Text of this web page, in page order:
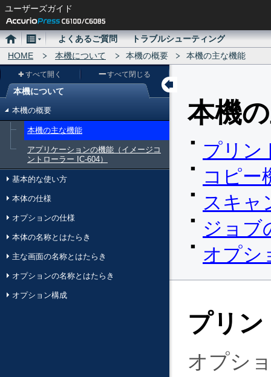
ユーザーズガイド
ホ
ー
メ
ニ
ュ
ー
よくあるご質問
トラブルシューティング
HOME
本機について 本機の概要 本機の主な機能
ニ
本機について
すべて開く すべて閉じる
本機の概要
本機の主な機能
アプリケーションの機能（イメージコ
ントローラー IC-604）
基本的な使い方
本体の仕様
オプションの仕様
本体の名称とはたらき
主な画面の名称とはたらき
オプションの名称とはたらき
オプション構成
本機
プリン
コピー
スキャ
ジョブ
オプシ
プリン
オプシ